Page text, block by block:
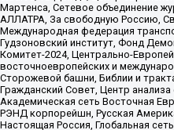
Мартенса, Сетевое объединение
АЛЛАТРА, За свободную Россию,
Международная федерация
Гудзоновский институт, Фонд
Комитет-2024, Центрально-
восточноевропейских и
Сторожевой башни, Библии и
Гражданский Совет, Центр
Академическая сеть Восточная
РЭНД корпорейшн, Русская
Настоящая Россия, Глобальная